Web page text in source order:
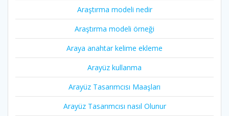
Araştırma modeli nedir
Araştırma modeli örneği
Araya anahtar kelime ekleme
Arayüz kullanma
Arayüz Tasarımcısı Maaşları
Arayüz Tasarımcısı nasıl Olunur